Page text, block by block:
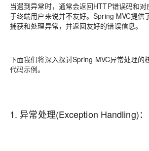
当遇到异常时，通常会返回HTTP错误码和
于终端用户来说并不友好。Spring MVC提供
捕获和处理异常，并返回友好的错误信息。
下面我们将深入探讨Spring MVC异常处理的
代码示例。
1. 异常处理(Exception Handling)：